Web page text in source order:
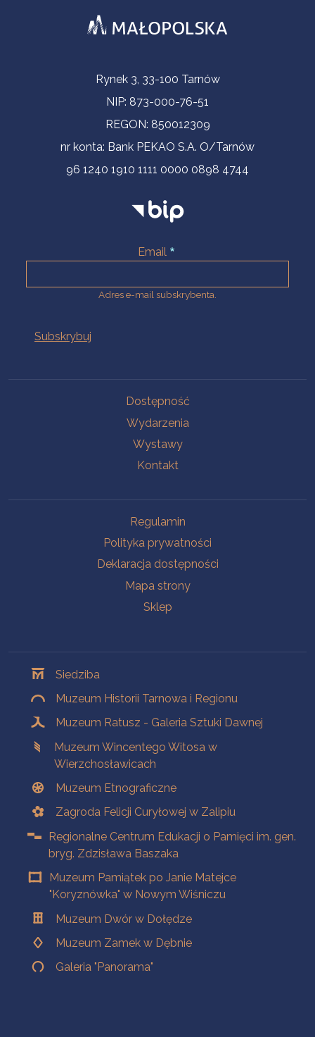
Informacje kontaktoweRynek 3, 33-100 Tarnów
NIP: 873-000-76-51
REGON: 850012309
nr konta: Bank PEKAO S.A. O/Tarnów
96 1240 1910 1111 0000 0898 4744
Email
Adres e-mail subskrybenta.
Dostępność
Wydarzenia
Wystawy
Kontakt
Regulamin
Polityka prywatności
Deklaracja dostępności
Mapa strony
Sklep
Siedziba
Muzeum Historii Tarnowa i Regionu
Muzeum Ratusz - Galeria Sztuki Dawnej
Muzeum Wincentego Witosa w
Wierzchosławicach
Muzeum Etnograficzne
Zagroda Felicji Curyłowej w Zalipiu
Regionalne Centrum Edukacji o Pamięci im. gen.
bryg. Zdzisława Baszaka
Muzeum Pamiątek po Janie Matejce
"Koryznówka" w Nowym Wiśniczu
Muzeum Dwór w Dołędze
Muzeum Zamek w Dębnie
Galeria "Panorama"